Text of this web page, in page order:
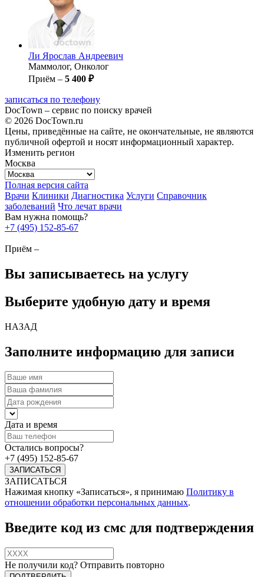
Ли Ярослав Андреевич
Маммолог, Онколог
Приём – 5 400 ₽
записаться по телефону
DocTown – сервис по поиску врачей
© 2026 DocTown.ru
Цены, приведённые на сайте, не окончательные, не являются
публичной офертой и носят информационный характер.
Изменить регион
Москва
Полная версия сайта
Врачи Клиники Диагностика Услуги Справочник
заболеваний Что лечат врачи
Вам нужна помощь?
+7 (495) 152-85-67
Приём –
Вы записываетесь на услугу
Выберите удобную дату и время
НАЗАД
Заполните информацию для записи
Дата и время
Остались вопросы?
+7 (495) 152-85-67
ЗАПИСАТЬСЯ
Нажимая кнопку «Записаться», я принимаю Политику в
отношении обработки персональных данных.
Введите код из смс для подтверждения
Не получили код? Отправить повторно